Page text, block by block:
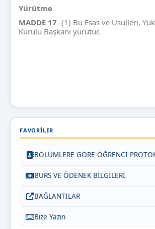
Yürütme
MADDE 17- (1) Bu Esas ve Usulleri,
Kurulu Başkanı yürütür.
FAVORILER
BÖLÜMLERE GÖRE ÖĞRENCİ
BURS VE ÖDENEK BİLGİLERİ
BAĞLANTILAR
Bize Yazın